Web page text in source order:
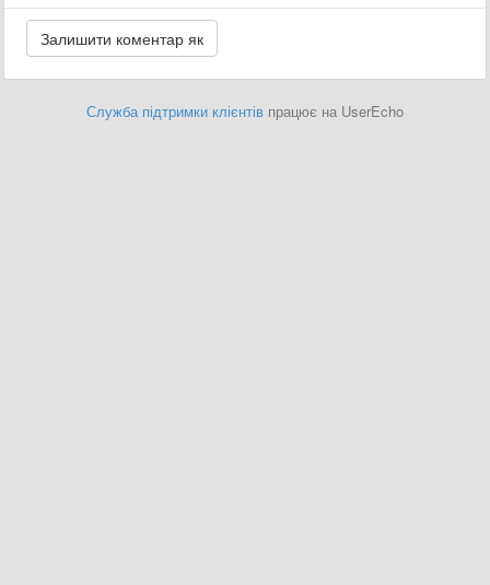
Служба підтримки клієнтів працює на UserEcho